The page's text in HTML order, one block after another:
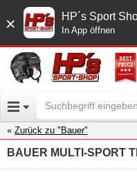
× HP´s Sport
In App öffnen
Zurück zu "Bauer"
BAUER MULTI-SPORT